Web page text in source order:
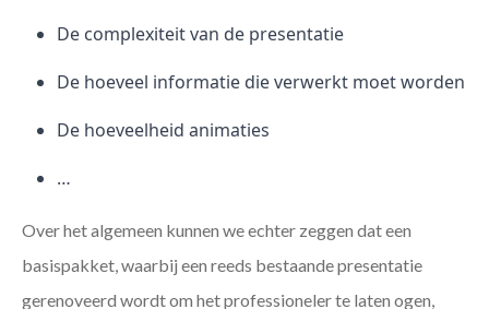
De complexiteit van de presentatie
De hoeveel informatie die verwerkt moet worden
De hoeveelheid animaties
…
Over het algemeen kunnen we echter zeggen dat een
basispakket, waarbij een reeds bestaande presentatie
gerenoveerd wordt om het professioneler te laten ogen,